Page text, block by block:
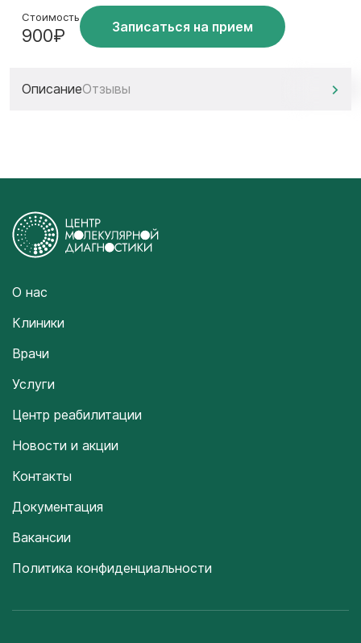
Стоимость
900₽ Записаться на прием
ОписаниеОтзывы
О нас
Клиники
Врачи
Услуги
Центр реабилитации
Новости и акции
Контакты
Документация
Вакансии
Политика конфиденциальности